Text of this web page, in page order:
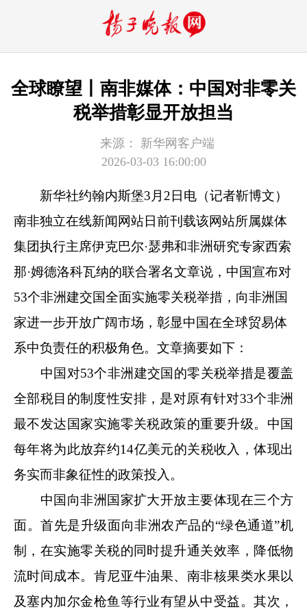
全球瞭望丨南非媒体：中国对非零关
税举措彰显开放担当
来源：
新华网客户端
2026-03-03 16:00:00
新华社约翰内斯堡3月2日电（记者靳博文）
南非独立在线新闻网站日前刊载该网站所属媒体
集团执行主席伊克巴尔·瑟弗和非洲研究专家西索
那·姆德洛科瓦纳的联合署名文章说，中国宣布对
53个非洲建交国全面实施零关税举措，向非洲国
家进一步开放广阔市场，彰显中国在全球贸易体
系中负责任的积极角色。文章摘要如下：
中国对53个非洲建交国的零关税举措是覆盖
全部税目的制度性安排，是对原有针对33个非洲
最不发达国家实施零关税政策的重要升级。中国
每年将为此放弃约14亿美元的关税收入，体现出
务实而非象征性的政策投入。
中国向非洲国家扩大开放主要体现在三个方
面。首先是升级面向非洲农产品的“绿色通道”机
制，在实施零关税的同时提升通关效率，降低物
流时间成本。肯尼亚牛油果、南非核果类水果以
及塞内加尔金枪鱼等行业有望从中受益。其次，